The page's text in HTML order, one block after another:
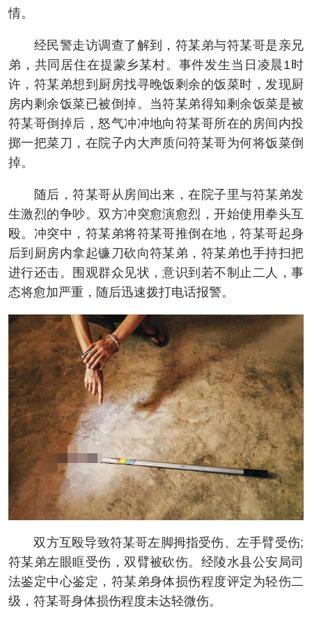
情。
经民警走访调查了解到，符某弟与符某哥是亲兄
弟，共同居住在提蒙乡某村。事件发生当日凌晨1时
许，符某弟想到厨房找寻晚饭剩余的饭菜时，发现厨
房内剩余饭菜已被倒掉。当符某弟得知剩余饭菜是被
符某哥倒掉后，怒气冲冲地向符某哥所在的房间内投
掷一把菜刀，在院子内大声质问符某哥为何将饭菜倒
掉。
随后，符某哥从房间出来，在院子里与符某弟发
生激烈的争吵。双方冲突愈演愈烈，开始使用拳头互
殴。冲突中，符某弟将符某哥推倒在地，符某哥起身
后到厨房内拿起镰刀砍向符某弟，符某弟也手持扫把
进行还击。围观群众见状，意识到若不制止二人，事
态将愈加严重，随后迅速拨打电话报警。
双方互殴导致符某哥左脚拇指受伤、左手臂受伤;
符某弟左眼眶受伤，双臂被砍伤。经陵水县公安局司
法鉴定中心鉴定，符某弟身体损伤程度评定为轻伤二
级，符某哥身体损伤程度未达轻微伤。